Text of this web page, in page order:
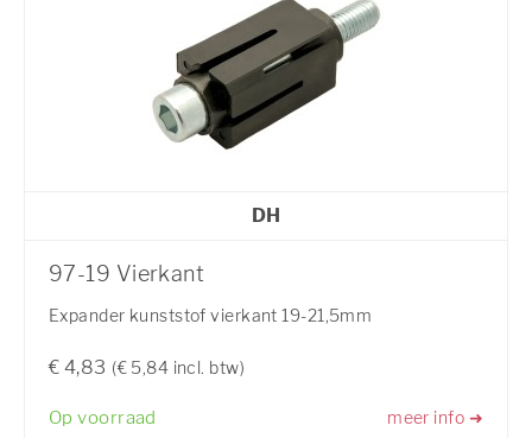
DH
97-19 Vierkant
Expander kunststof vierkant 19-21,5mm
€ 4,83 (€ 5,84 incl. btw)
Op voorraad meer info ➜